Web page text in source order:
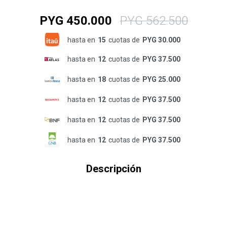
PYG 450.000 PYG 562.500
hasta en 15 cuotas de PYG 30.000
hasta en 12 cuotas de PYG 37.500
hasta en 18 cuotas de PYG 25.000
hasta en 12 cuotas de PYG 37.500
hasta en 12 cuotas de PYG 37.500
hasta en 12 cuotas de PYG 37.500
Descripción